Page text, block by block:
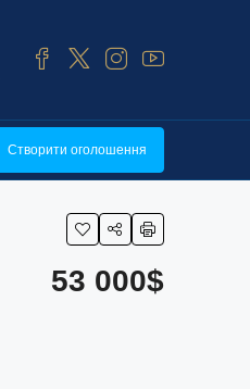
Створити оголошення
53 000$